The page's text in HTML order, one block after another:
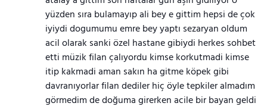
yüzden sıra bulamayıp ali bey e gittim hepsi de çok
iyiydi dogumumu emre bey yaptı sezaryan oldum
acil olarak sanki özel hastane gibiydi herkes sohbet
etti müzik filan çalıyordu kimse korkutmadi kimse
itip kakmadi aman sakın ha gitme köpek gibi
davranıyorlar filan dediler hiç öyle tepkiler almadım
görmedim de doğuma girerken acile bir bayan geldi